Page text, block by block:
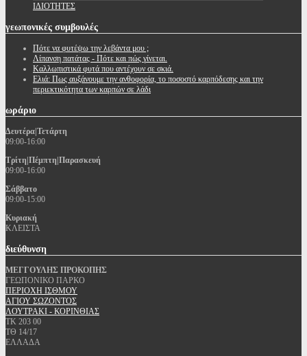
ΙΔΙΟΤΗΤΕΣ
γεωπονικές συμβουλές
Πότε να φυτέψω την λεβάντα μου ;
Λίπανση πατάτας - Πότε και πώς γίνεται.
Καλλωπιστικά φυτά που αντέχουν σε σκιά.
Ελιά: Πως αυξάνουμε την ανθοφορία, το ποσοστό καρπόδεσης και την
περιεκτικότητα των καρπών σε λάδι
ωράριο
Δευτέρα|Τετάρτη
09:00-16:00
Τρίτη|Πέμπτη|Παρασκευή
09:00-16:00
Σάββατο
09:00-15:00
Κυριακή
ΚΛΕΙΣΤΑ
διεύθυνση
ΜΕΓΓΟΥΛΗΣ ΠΡΟΚΟΠΗΣ
ΓΕΩΠΟΝΙΚΟ ΠΑΡΚΟ
ΠΕΡΙΟΧΗ ΙΣΘΜΟΥ
ΑΓΙΟΥ ΣΩΖΟΝΤΟΣ
ΛΟΥΤΡΑΚΙ - ΚΟΡΙΝΘΙΑΣ
ΤΚ 203 00
ΤΘ 14/17
ΕΛΛΑΔΑ